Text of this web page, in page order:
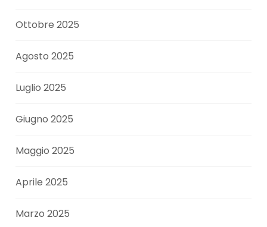
Ottobre 2025
Agosto 2025
Luglio 2025
Giugno 2025
Maggio 2025
Aprile 2025
Marzo 2025